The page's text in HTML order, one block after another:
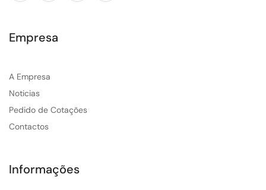
Empresa
A Empresa
Noticias
Pedido de Cotações
Contactos
Informações